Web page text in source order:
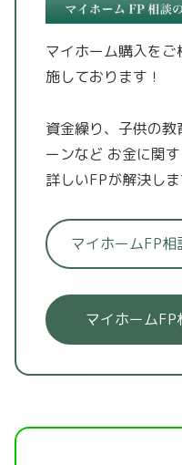
マイホーム購入を
施しております！
資金繰り、子供の
ーンなど お金に関
詳しいFPが解決しま
マイホームFP
マイホーム